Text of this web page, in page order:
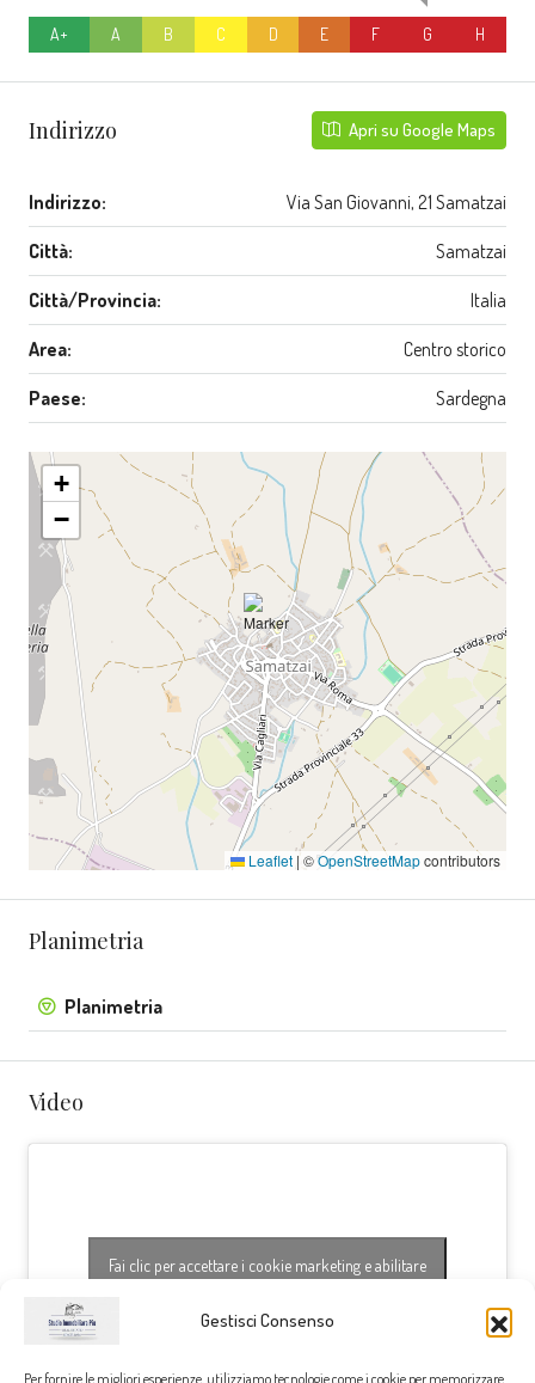
Gestisci Consenso
Per fornire le migliori esperienze, utilizziamo tecnologie come i cookie per memorizzare
A+ A B C D E F G H
Indirizzo Apri su Google Maps
Indirizzo: Via San Giovanni, 21 Samatzai
Città: Samatzai
Città/Provincia: Italia
Area: Centro storico
Paese: Sardegna
+
−
Leaflet | ©OpenStreetMapcontributors
Planimetria
Planimetria
Video
Fai clic per accettare i cookie marketing e abilitare